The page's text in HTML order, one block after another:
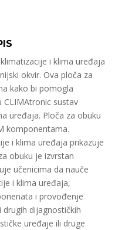
i klima uređaja
okvir. Ova ploča za
kako bi pomogla
CLIMAtronic sustav
uređaja. Ploča za obuku
komponentama.
i klima uređaja prikazuje
obuku je izvrstan
učenicima da nauče
i klima uređaja,
i provođenje
dijagnostičkih
uređaje ili druge